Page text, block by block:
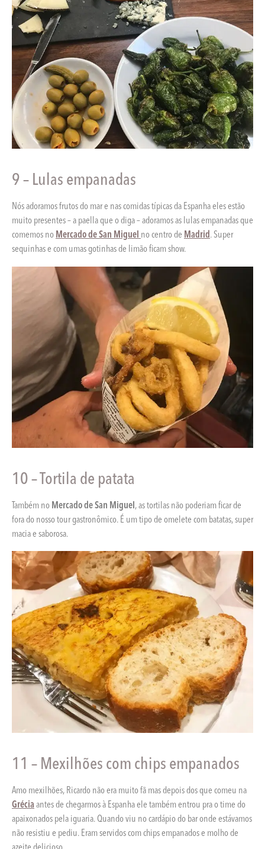
9 – Lulas empanadas
Nós adoramos frutos do mar e nas comidas típicas da Espanha eles estão
muito presentes – a paella que o diga – adoramos as lulas empanadas que
comemos no Mercado de San Miguel no centro de Madrid. Super
sequinhas e com umas gotinhas de limão ficam show.
10 – Tortila de patata
Também no Mercado de San Miguel, as tortilas não poderiam ficar de
fora do nosso tour gastronômico. É um tipo de omelete com batatas, super
macia e saborosa.
11 – Mexilhões com chips empanados
Amo mexilhões, Ricardo não era muito fã mas depois dos que comeu na
Grécia antes de chegarmos à Espanha ele também entrou pra o time do
apaixonados pela iguaria. Quando viu no cardápio do bar onde estávamos
não resistiu e pediu. Eram servidos com chips empanados e molho de
azeite delicioso.